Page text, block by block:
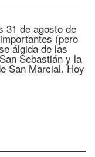
31 de agosto de
(pero
álgida de las
Sebastián y la
San Marcial. Hoy